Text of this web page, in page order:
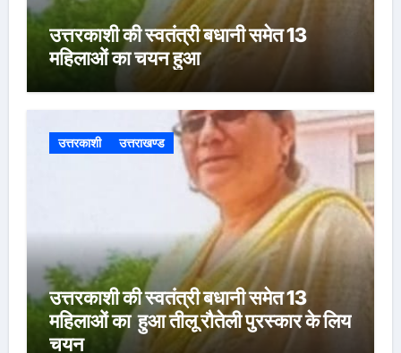
उत्तरकाशी की स्वतंत्री बधानी समेत 13
महिलाओं का चयन हुआ
उत्तरकाशी उत्तराखण्ड
उत्तरकाशी की स्वतंत्री बधानी समेत 13
महिलाओं का हुआ तीलू रौतेली पुरस्कार के लिय
चयन